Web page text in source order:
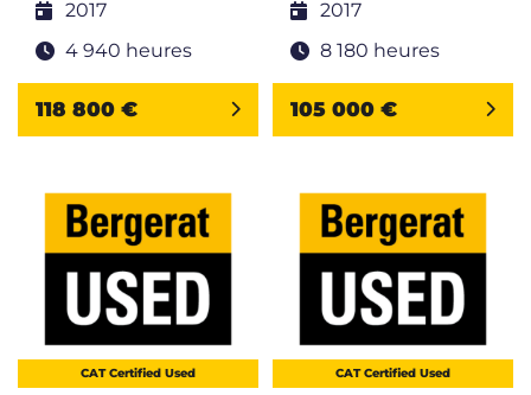
2017
4 940 heures
118 800 €
2017
8 180 heures
105 000 €
CAT Certified Used CAT Certified Used